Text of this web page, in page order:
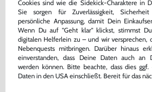
Cookies sind wie die Sidekick-Charaktere in
Sie sorgen für Zuverlässigkeit,
persönliche Anpassung, damit Dein
Wenn Du auf "Geht klar" klickst, stimmst
digitalen Helferlein zu – und wir versprechen,
Nebenquests mitbringen. Darüber hinaus
einverstanden, dass Deine Daten auch an
werden können. Bitte beachte, dass dies
Daten in den USA einschließt. Bereit für das